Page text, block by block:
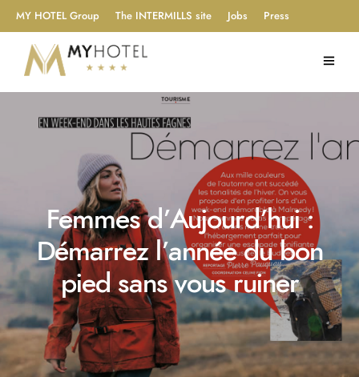
MY HOTEL Group The INTERMILLS site Jobs Press
Femmes d’Aujourd’hui :
Démarrez l’année du bon
pied sans vous ruiner